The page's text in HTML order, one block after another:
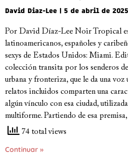
David Diaz-Lee 5 de abril de 2025
Por David Díaz-Lee Noir Tropical es
latinoamericanos, españoles y
sexys de Estados Unidos: Miami.
colección transita por los senderos
urbana y fronteriza, que le da una
relatos incluidos comparten una
algún vínculo con esa ciudad,
multiforme. Partiendo de esa
74 total views
Continuar »